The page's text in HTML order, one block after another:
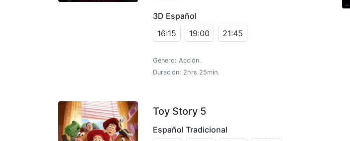
3D Español
16:15
19:00 21:45
Género: Acción.
Duración: 2hrs 25min.
Toy Story 5
Español Tradicional